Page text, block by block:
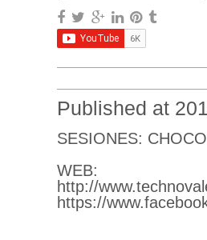
Published at
SESIONES:
WEB:
http://
https://